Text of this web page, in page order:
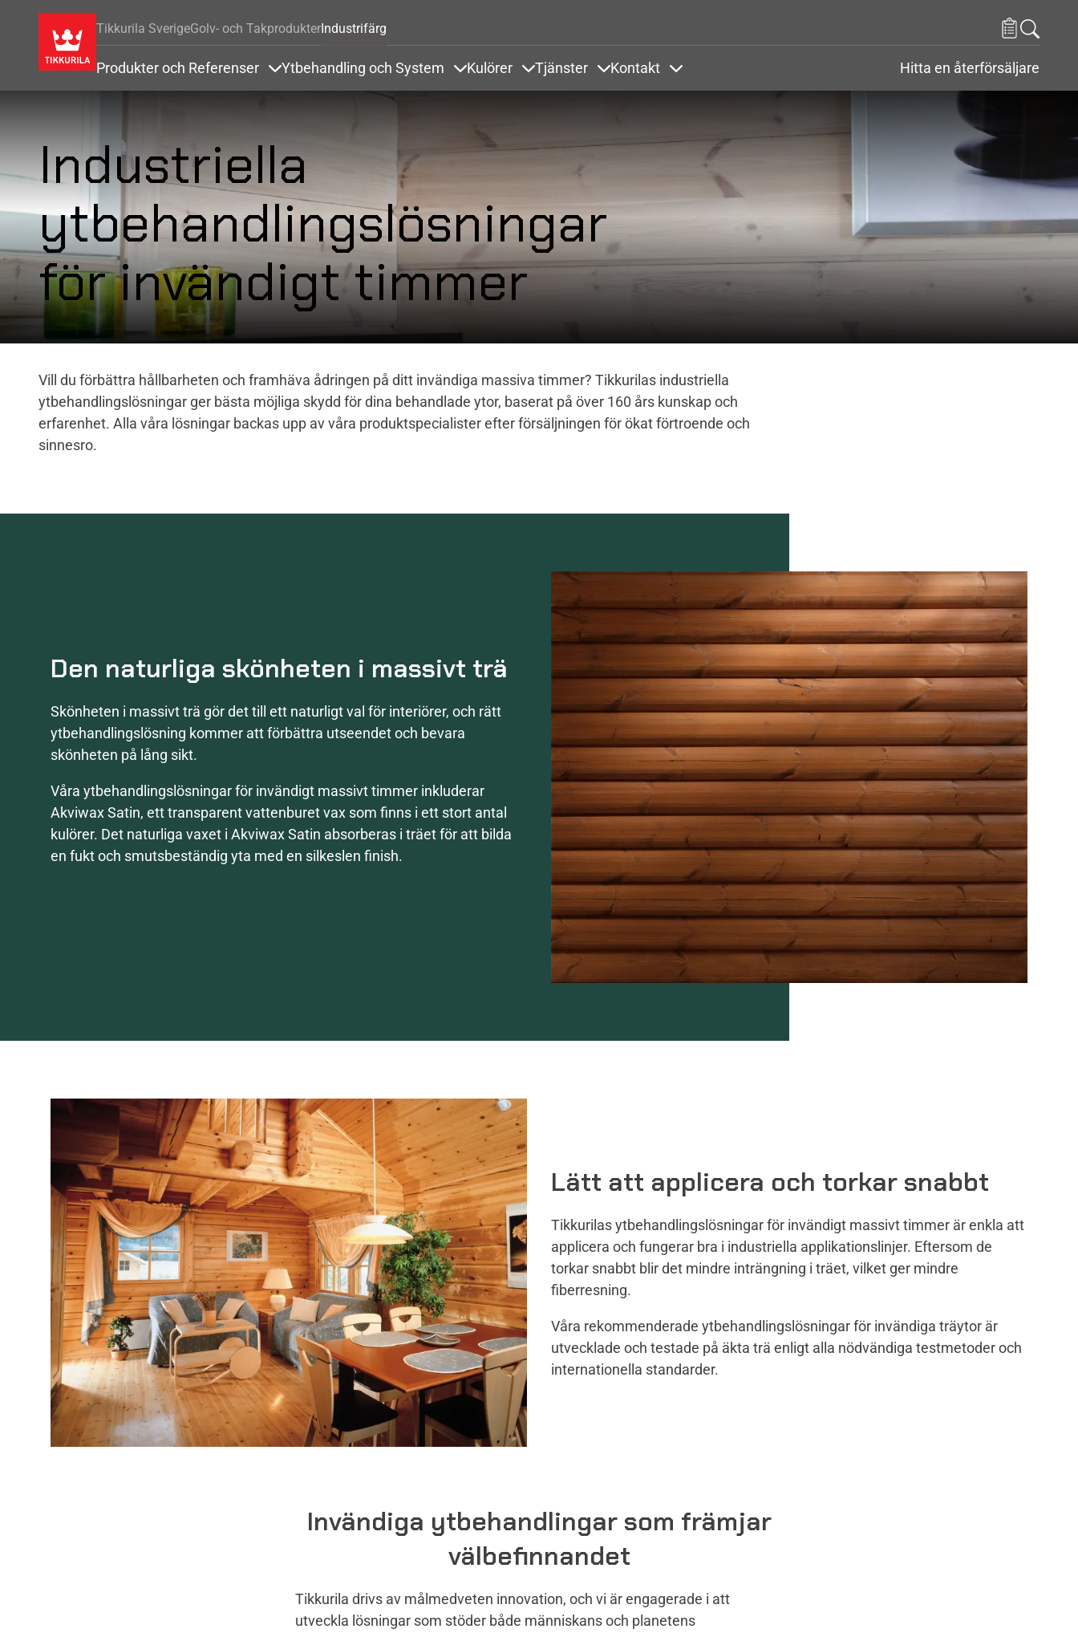
Tikkurila SverigeGolv- och TakprodukterIndustrifärg
Produkter och Referenser Ytbehandling och System Kulörer Tjänster Kontakt Hitta en återförsäljare
Industriella
ytbehandlingslösningar
för invändigt timmer
Vill du förbättra hållbarheten och framhäva ådringen på ditt invändiga massiva timmer? Tikkurilas industriella
ytbehandlingslösningar ger bästa möjliga skydd för dina behandlade ytor, baserat på över 160 års kunskap och
erfarenhet. Alla våra lösningar backas upp av våra produktspecialister efter försäljningen för ökat förtroende och
sinnesro.
Den naturliga skönheten i massivt trä
Skönheten i massivt trä gör det till ett naturligt val för interiörer, och rätt
ytbehandlingslösning kommer att förbättra utseendet och bevara
skönheten på lång sikt.
Våra ytbehandlingslösningar för invändigt massivt timmer inkluderar
Akviwax Satin, ett transparent vattenburet vax som finns i ett stort antal
kulörer. Det naturliga vaxet i Akviwax Satin absorberas i träet för att bilda
en fukt och smutsbeständig yta med en silkeslen finish.
Lätt att applicera och torkar snabbt
Tikkurilas ytbehandlingslösningar för invändigt massivt timmer är enkla att
applicera och fungerar bra i industriella applikationslinjer. Eftersom de
torkar snabbt blir det mindre inträngning i träet, vilket ger mindre
fiberresning.
Våra rekommenderade ytbehandlingslösningar för invändiga träytor är
utvecklade och testade på äkta trä enligt alla nödvändiga testmetoder och
internationella standarder.
Invändiga ytbehandlingar som främjar
välbefinnandet
Tikkurila drivs av målmedveten innovation, och vi är engagerade i att
utveckla lösningar som stöder både människans och planetens